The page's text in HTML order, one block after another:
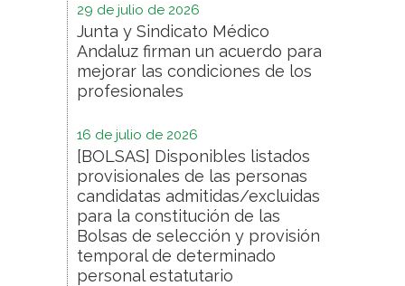
29 de julio de 2026
Junta y Sindicato Médico
Andaluz firman un acuerdo para
mejorar las condiciones de los
profesionales
16 de julio de 2026
[BOLSAS] Disponibles listados
provisionales de las personas
candidatas admitidas/excluidas
para la constitución de las
Bolsas de selección y provisión
temporal de determinado
personal estatutario